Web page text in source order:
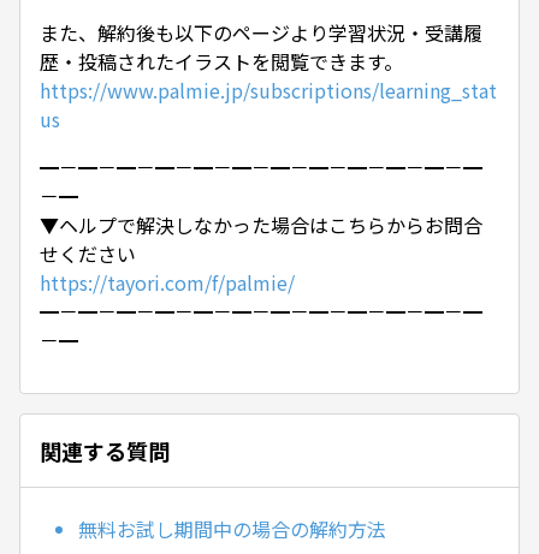
また、解約後も以下のページより学習状況・受講履
歴・投稿されたイラストを閲覧できます。
https://www.palmie.jp/subscriptions/learning_stat
us
━－━－━－━－━－━－━－━－━－━－━－━
－━
▼ヘルプで解決しなかった場合はこちらからお問合
せください
https://tayori.com/f/palmie/
━－━－━－━－━－━－━－━－━－━－━－━
－━
関連する質問
無料お試し期間中の場合の解約方法